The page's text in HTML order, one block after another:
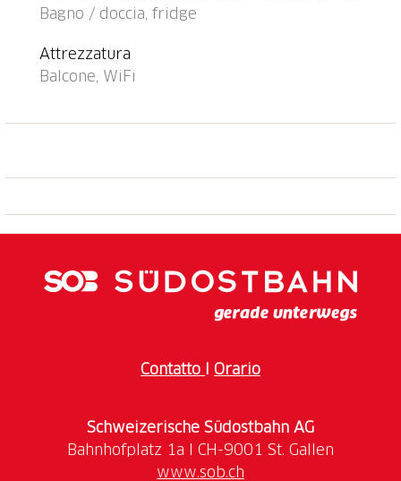
Bagno / doccia, fridge
Attrezzatura
Balcone, WiFi
Contatto Orario
Schweizerische Südostbahn AG
www.sob.ch